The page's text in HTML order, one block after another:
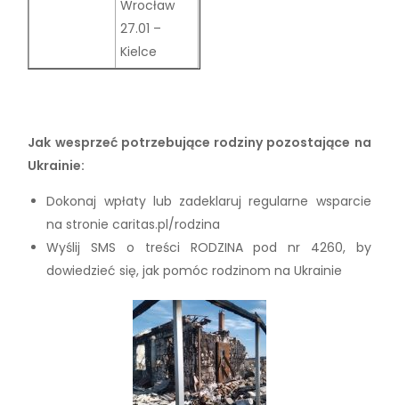
Wrocław
27.01 –
Kielce
Jak wesprzeć potrzebujące rodziny pozostające na
Ukrainie:
Dokonaj wpłaty lub zadeklaruj regularne wsparcie
na stronie caritas.pl/rodzina
Wyślij SMS o treści RODZINA pod nr 4260, by
dowiedzieć się, jak pomóc rodzinom na Ukrainie